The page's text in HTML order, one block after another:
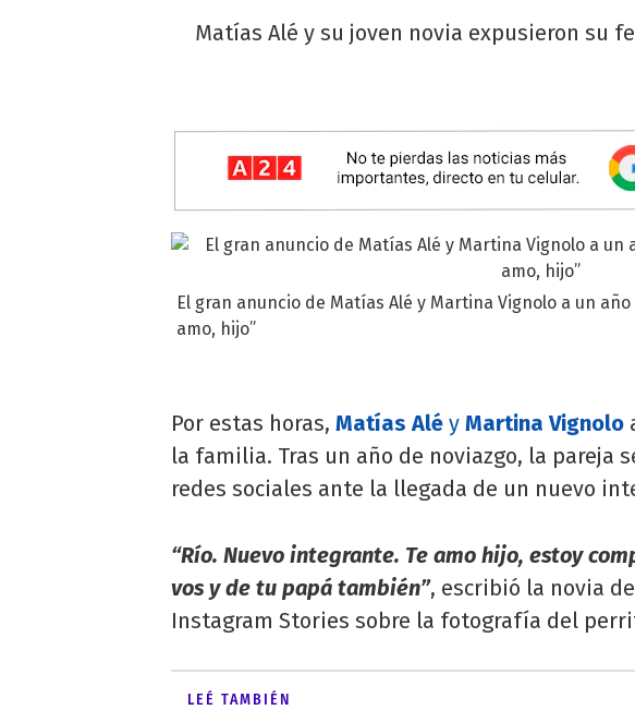
Matías Alé y su joven novia expusieron su
El gran anuncio de Matías Alé y Martina Vignolo a un
amo, hijo”
Por estas horas, Matías Alé y Martina Vignolo
la familia. Tras un año de noviazgo, la pareja
redes sociales ante la llegada de un nuevo
“Río. Nuevo integrante. Te amo hijo, estoy
vos y de tu papá también”, escribió la novia
Instagram Stories sobre la fotografía del
LEÉ TAMBIÉN